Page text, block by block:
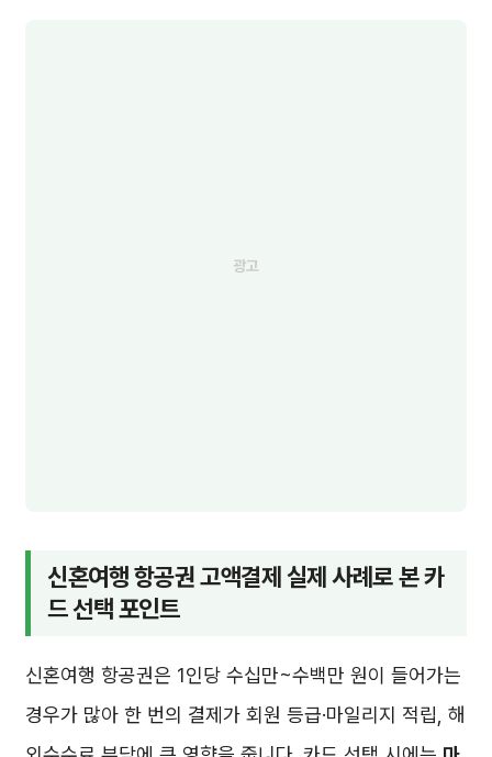
신혼여행 항공권 고액결제 실제 사례로 본 카
드 선택 포인트
신혼여행 항공권은 1인당 수십만~수백만 원이 들어가는
경우가 많아 한 번의 결제가 회원 등급·마일리지 적립, 해